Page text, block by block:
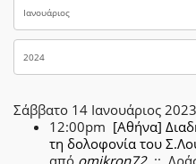
Σάββατο 14 Ιανουάριος 2023
12:00pm [Αθήνα]
τη δολοφονία του
από omikron72::